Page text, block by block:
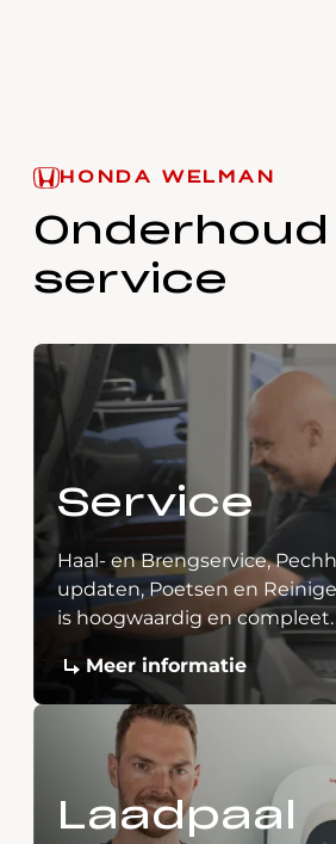
HONDA WELMAN
Onderhoud
service
Service
Haal- en Brengservice,
updaten, Poetsen en
is hoogwaardig en compleet.
Meer informatie
Laadpaal